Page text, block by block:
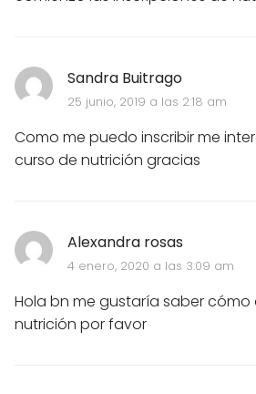
Sandra Buitrago
25 junio, 2019 a las 2:18 am
Como me puedo inscribir me
curso de nutrición gracias
Alexandra rosas
4 enero, 2020 a las 3:09 am
Hola bn me gustaría saber
nutrición por favor